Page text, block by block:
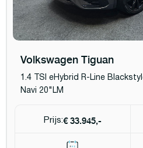
Volkswagen Tiguan
1.4 TSI eHybrid R-Line
Navi 20"LM
Prijs:€ 33.945,-